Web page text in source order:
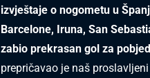
izvještaje o nogometu u
Barcelone, Iruna, San
zabio prekrasan gol za
prepričavao je naš